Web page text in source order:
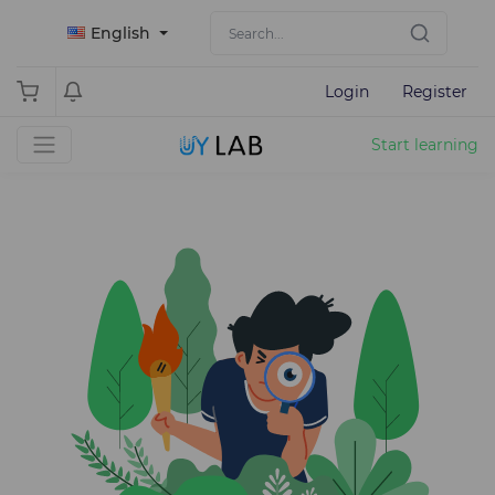
English
Login Register
Start learning